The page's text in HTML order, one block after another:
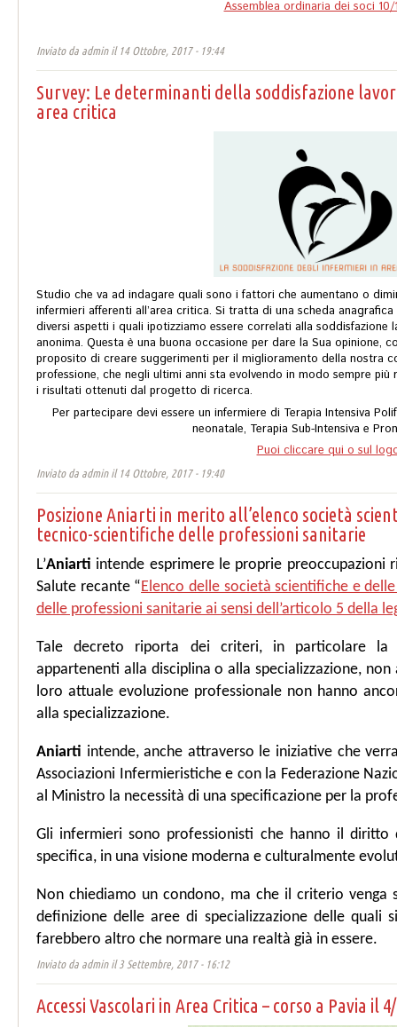
Assemblea ordinaria dei soci 10/
Inviato da adminil 14 Ottobre, 2017 - 19:44
Survey: Le determinanti della soddisfazione
area critica
Studio che va ad indagare quali sono i fattori che aumentano o
infermieri afferenti all’area critica. Si tratta di una scheda
diversi aspetti i quali ipotizziamo essere correlati alla soddisfazione
anonima. Questa è una buona occasione per dare la Sua opinione,
proposito di creare suggerimenti per il miglioramento della nostra
professione, che negli ultimi anni sta evolvendo in modo sempre
i risultati ottenuti dal progetto di ricerca.
Per partecipare devi essere un infermiere di Terapia Intensiva
neonatale, Terapia Sub-Intensiva e
Puoi cliccare qui o sul
Inviato da adminil 14 Ottobre, 2017 - 19:40
Posizione Aniarti in merito all’elenco società
tecnico-scientifiche delle professioni sanitarie
L’Aniarti intende esprimere le proprie
Salute recante “ Elenco delle società scientifiche e
delle professioni sanitarie ai sensi dell’articolo 5 della
Tale decreto riporta dei criteri, in particolare la
appartenenti alla disciplina o alla specializzazione,
loro attuale evoluzione professionale non hanno
alla specializzazione.
Aniarti intende, anche attraverso le iniziative che
Associazioni Infermieristiche e con la Federazione
al Ministro la necessità di una specificazione per la
Gli infermieri sono professionisti che hanno il
specifica, in una visione moderna e culturalmente
Non chiediamo un condono, ma che il criterio
definizione delle aree di specializzazione delle quali
farebbero altro che normare una realtà già in essere.
Inviato da adminil 3 Settembre, 2017 - 16:12
Accessi Vascolari in Area Critica – corso a Pavia il